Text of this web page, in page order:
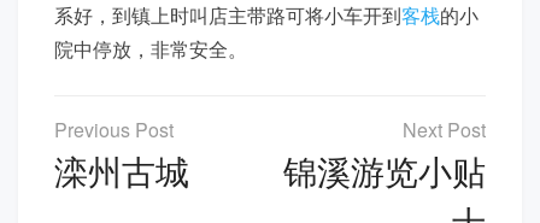
系好，到镇上时叫店主带路可将小车开到客栈的小
院中停放，非常安全。
文
章
导
滦州古城
锦溪游览小贴